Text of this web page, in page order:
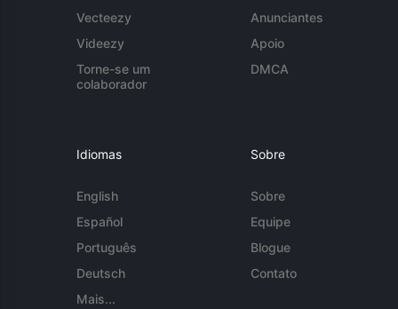
Vecteezy
Videezy
Torne-se um
colaborador
Anunciantes
Apoio
DMCA
Idiomas
English
Español
Português
Deutsch
Mais...
Sobre
Sobre
Equipe
Blogue
Contato